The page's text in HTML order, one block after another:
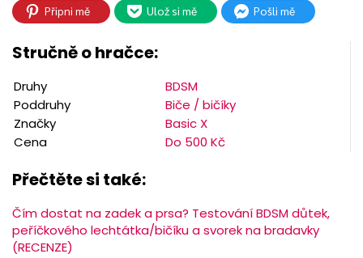
Připni mě
Ulož si mě Pošli mě
Stručně o hračce:
Druhy
BDSM
Poddruhy
Biče / bičíky
Značky
Basic X
Cena
Do 500 Kč
Přečtěte si také:
Čím dostat na zadek a prsa? Testování BDSM důtek,
peříčkového lechtátka/bičíku a svorek na bradavky
(RECENZE)